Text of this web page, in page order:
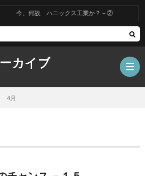
カイブ
冤
今、何故 ハニックス工業か？－②
4月